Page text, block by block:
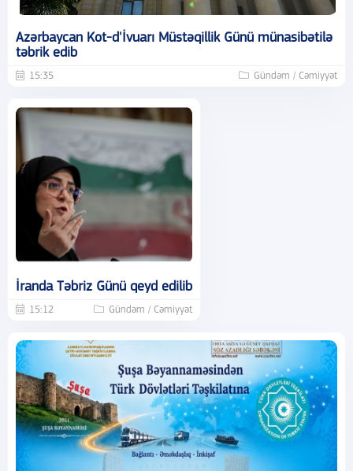
Azərbaycan Kot-d'İvuarı Müstəqillik Günü münasibətilə
təbrik edib
15:35 Gündəm / Cəmiyyət
İranda Təbriz Günü qeyd edilib
15:12 Gündəm / Cəmiyyət